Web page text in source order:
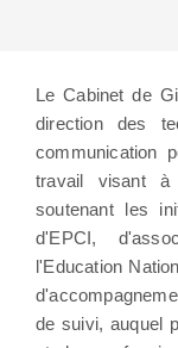
Le Cabinet de
direction des
communication
travail visant à
soutenant les
d'EPCI,
l'Education
de suivi, auquel